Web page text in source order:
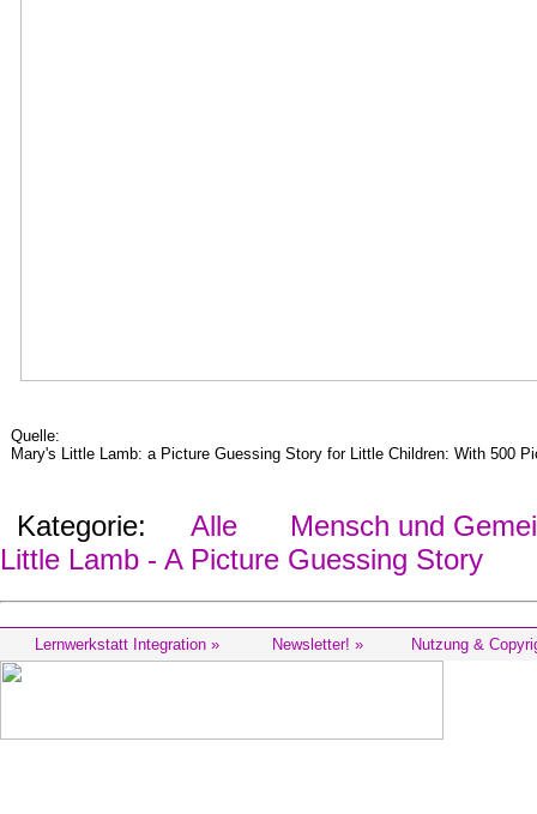
Quelle:
Mary's Little Lamb: a Picture Guessing Story for Little Children: With 500
Kategorie: Alle
Mensch und
Little Lamb - A Picture Guessing Story
Lernwerkstatt Integration » Newsletter! » Nutzung &